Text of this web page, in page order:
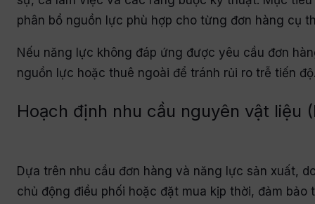
phân bổ nguồn lực phù hợp cho từng đơn hàng cụ
Nếu năng lực không đáp ứng được yêu cầu đơn
nguồn lực hoặc thuê ngoài để tránh rủi ro trễ tiến
Hoạch định nhu cầu nguyên vật liệu
Dựa trên nhu cầu đơn hàng và năng lực sản xuất,
chủ động điều phối hoặc đặt mua kịp thời, đảm bảo